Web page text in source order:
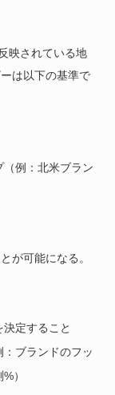
映されている地
は以下の基準で
例：北米ブラン
が可能になる。
定すること
ブランドのフッ
）